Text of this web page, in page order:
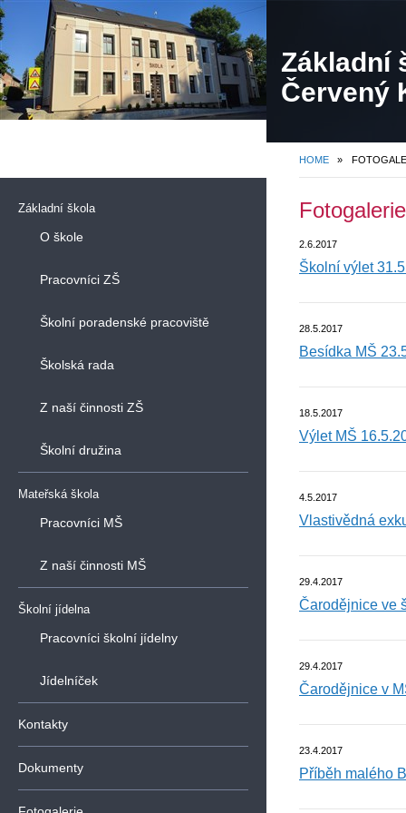
Základní
Červený
HOME »
Základní škola
O škole
Pracovníci ZŠ
Školní poradenské pracoviště
Školská rada
Z naší činnosti ZŠ
Školní družina
Mateřská škola
Pracovníci MŠ
Z naší činnosti MŠ
Školní jídelna
Pracovníci školní jídelny
Jídelníček
Kontakty
Dokumenty
Fotogalerie
2.6.2017
Školní výlet
28.5.2017
Besídka MŠ
18.5.2017
Výlet MŠ
4.5.2017
Vlastivědná
29.4.2017
Čarodějnice ve
29.4.2017
Čarodějnice v
23.4.2017
Příběh malého